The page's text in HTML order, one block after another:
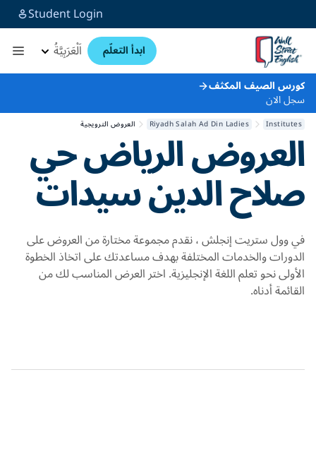
Student Login
ابدأ التعلّم اَلْعَرَبِيَّةُ
كورس الصيف المكثف
سجل الان
Institutes
Riyadh Salah Ad Din Ladies العروض الترويجية العروضالرياض حي
صلاح الدين سيدات
في وول ستريت إنجلش ، نقدم مجموعة مختارة من العروض على
الدورات والخدمات المختلفة بهدف مساعدتك على اتخاذ الخطوة
الأولى نحو تعلم اللغة الإنجليزية. اختر العرض المناسب لك من
القائمة أدناه.